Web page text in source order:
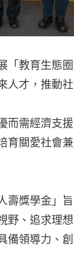
「教育生態
人才，推動
而需經濟支
育關愛社會
壽獎學金」
野、追求理
備領導力、